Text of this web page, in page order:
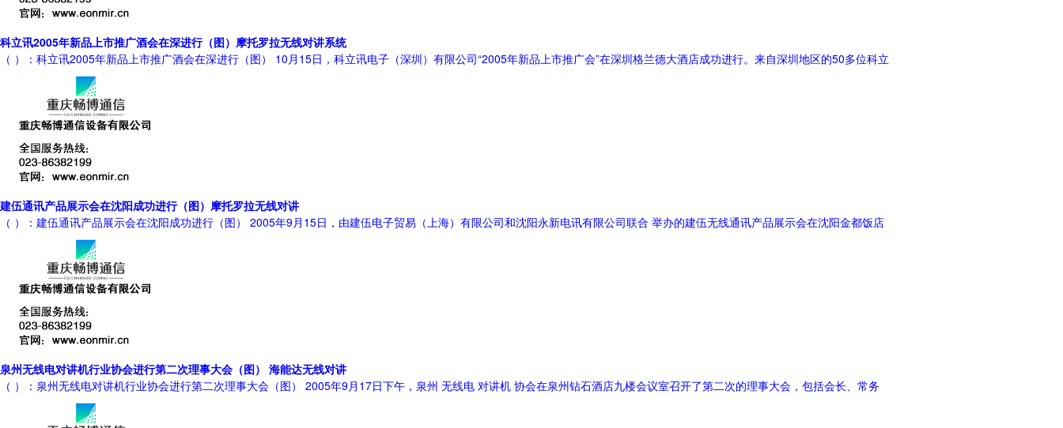
科立讯2005年新品上市推广酒会在深进行（图）摩托罗拉无线对讲系统
（ ）：科立讯2005年新品上市推广酒会在深进行（图） 10月15日，科立讯电子（深圳）有限公司“2005年新品上市推广会”在深圳格兰德大酒店成功进行。来自深圳地区的50多位科立
建伍通讯产品展示会在沈阳成功进行（图）摩托罗拉无线对讲
（ ）：建伍通讯产品展示会在沈阳成功进行（图） 2005年9月15日，由建伍电子贸易（上海）有限公司和沈阳永新电讯有限公司联合 举办的建伍无线通讯产品展示会在沈阳金都饭店
泉州无线电对讲机行业协会进行第二次理事大会（图） 海能达无线对讲
（ ）：泉州无线电对讲机行业协会进行第二次理事大会（图） 2005年9月17日下午，泉州 无线电 对讲机 协会在泉州钻石酒店九楼会议室召开了第二次的理事大会，包括会长、常务